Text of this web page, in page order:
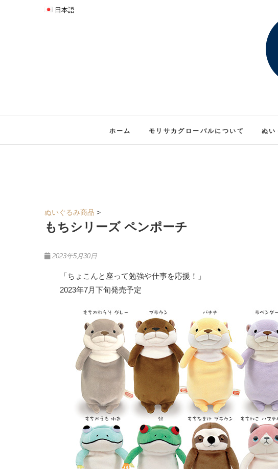
日本語
モリ
ホーム モリサカグローバルについて ぬい
ぬいぐるみ商品 >
もちシリーズ ペンポーチ
2023年5月30日
「ちょこんと座って勉強や仕事を応援！」
2023年7月下旬発売予定